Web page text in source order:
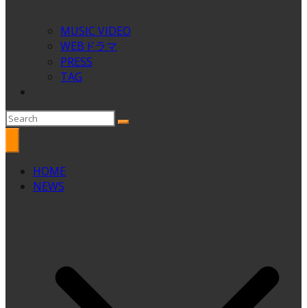
MUSIC VIDEO
WEBドラマ
PRESS
TAG
HOME
NEWS